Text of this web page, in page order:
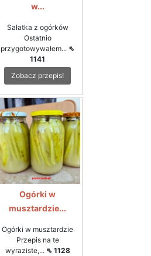
w...
Sałatka z ogórków
Ostatnio
przygotowywałem... ⇖
1141
Zobacz przepis!
Ogórki w
musztardzie...
Ogórki w musztardzie
Przepis na te
wyraziste,... ⇖ 1128